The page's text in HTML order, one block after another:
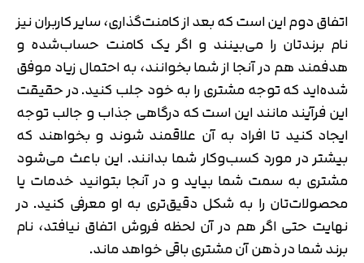
اتفاق دوم این است که بعد از کامنت‌گذاری، سایر کاربران نیز
نام برندتان را می‌بینند و اگر یک کامنت حساب‌شده و
هدفمند هم در آنجا از شما بخوانند، به احتمال زیاد موفق
شده‌اید که توجه مشتری را به خود جلب کنید. در حقیقت
این فرآیند مانند این است که درگاهی جذاب و جالب توجه
ایجاد کنید تا افراد به آن علاقمند شوند و بخواهند که
بیشتر در مورد کسب‌وکار شما بدانند. این باعث می‌شود
مشتری به سمت شما بیاید و در آنجا بتوانید خدمات یا
محصولات‌تان را به شکل دقیق‌تری به او معرفی کنید. در
نهایت حتی اگر هم در آن لحظه فروش اتفاق نیافتد، نام
برند شما در ذهن آن مشتری باقی خواهد ماند.